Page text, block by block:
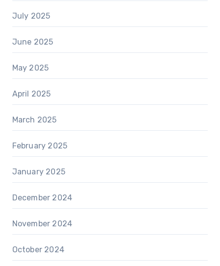
July 2025
June 2025
May 2025
April 2025
March 2025
February 2025
January 2025
December 2024
November 2024
October 2024